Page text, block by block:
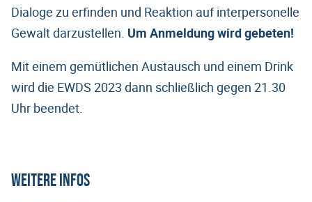
Dialoge zu erfinden und Reaktion auf interpersonelle
Gewalt darzustellen. Um Anmeldung wird gebeten!
Mit einem gemütlichen Austausch und einem Drink
wird die EWDS 2023 dann schließlich gegen 21.30
Uhr beendet.
Weitere Infos